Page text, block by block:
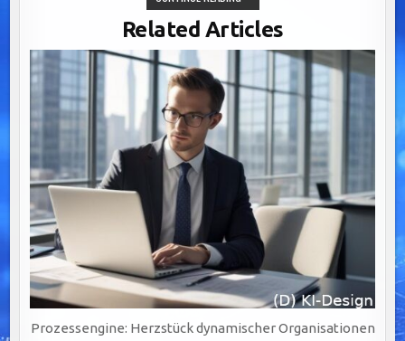
CLEANSING:
DER
SCHLÜSSEL
ZUR
WERTSCHÖPFUNG
UND
VERLÄSSLICHE
Related Articles
Prozessengine: Herzstück dynamischer Organisationen